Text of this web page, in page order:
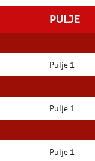
PULJE
Pulje 1
Pulje 1
Pulje 1